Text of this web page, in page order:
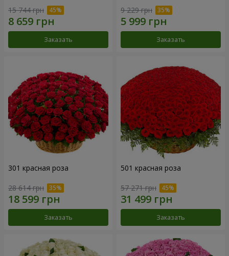
15 744 грн
Заказать
9 229 грн
Заказать
301 красная роза
28 614 грн
Заказать
501 красная роза
57 271 грн
Заказать